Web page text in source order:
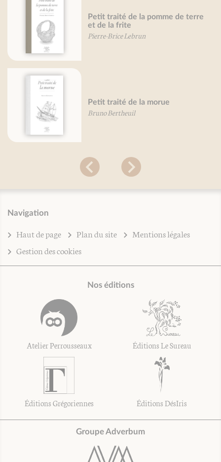
Petit traité de la pomme de terre
et de la frite
Pierre-Brice Lebrun
Petit traité de la morue
Bruno Bertheuil
Navigation
Haut de page Plan du site
Mentions légales
Gestion des cookies
Nos éditions
Atelier Perrousseaux Éditions Le Sureau
Éditions Grégoriennes Éditions DésIris
Groupe Adverbum